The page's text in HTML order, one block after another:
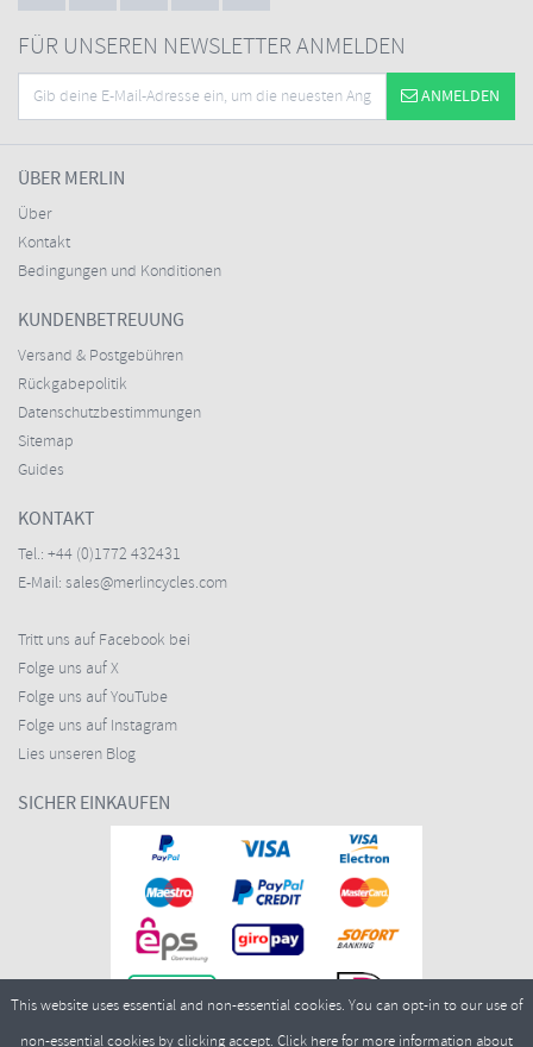
FÜR UNSEREN NEWSLETTER ANMELDEN
ANMELDEN
ÜBER MERLIN
Über
Kontakt
Bedingungen und Konditionen
KUNDENBETREUUNG
Versand & Postgebühren
Rückgabepolitik
Datenschutzbestimmungen
Sitemap
Guides
KONTAKT
Tel.: +44 (0)1772 432431
E-Mail: sales@merlincycles.com
Tritt uns auf Facebook bei
Folge uns auf X
Folge uns auf YouTube
Folge uns auf Instagram
Lies unseren Blog
SICHER EINKAUFEN
This website uses essential and non-essential cookies. You can opt-in to our use of
non-essential cookies by clicking accept. Click herefor more information about